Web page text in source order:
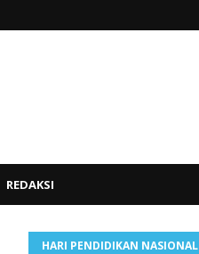
REDAKSI
HARI PENDIDIKAN NASIONAL